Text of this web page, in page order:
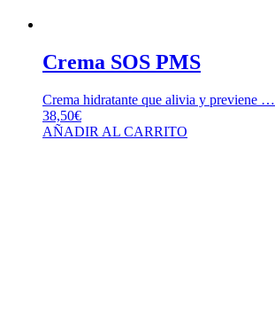
Crema SOS PMS
Crema hidratante que alivia y previene …
38,50€
AÑADIR AL CARRITO